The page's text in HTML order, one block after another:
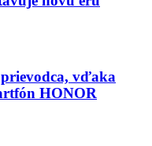
vďaka
HONOR